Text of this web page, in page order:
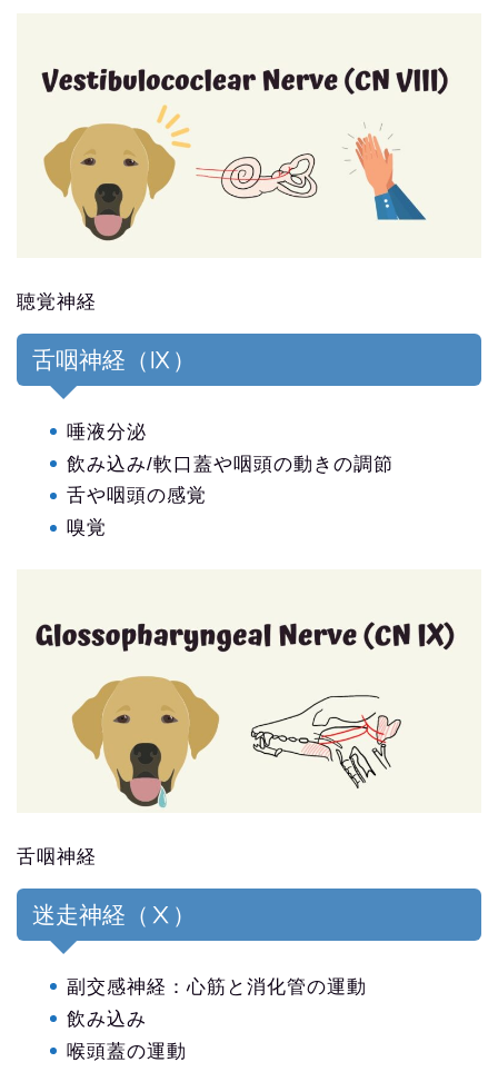
聴覚神経
舌咽神経（Ⅸ）
唾液分泌
飲み込み/軟口蓋や咽頭の動きの調節
舌や咽頭の感覚
嗅覚
舌咽神経
迷走神経（Ⅹ）
副交感神経：心筋と消化管の運動
飲み込み
喉頭蓋の運動